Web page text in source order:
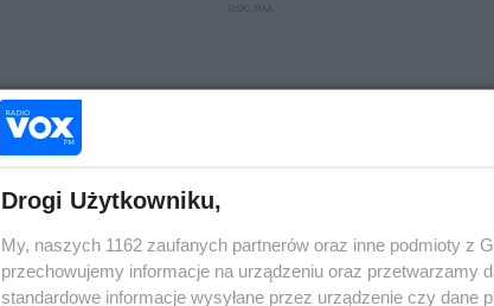
Drogi Użytkowniku,
My, naszych 1162 zaufanych partnerów oraz inne podmioty z
przechowujemy informacje na urządzeniu oraz przetwarzamy
standardowe informacje wysyłane przez urządzenie czy dane